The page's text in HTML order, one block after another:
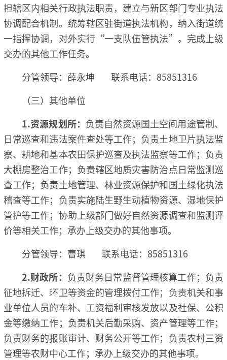
担辖区内相关行政执法职责，建立与新区部门专业执法
协调配合机制。统筹辖区驻街道执法机构，纳入街道统
一指挥协调，对外实行“一支队伍管执法”。完成上级
交办的其他工作任务。
分管领导：薛永坤 联系电话：85851316
（三）其他单位
1.资源规划所： 负责自然资源国土空间用途管制、
日常巡查和违法案件查处等工作；负责土地卫片执法监
察、耕地和基本农田保护巡查及执法监察等工作；负责
大棚房整治工作；负责辖区地质灾害防治点日常监测巡
查工作；负责土地管理、林业资源保护和国土绿化执法
稽查等工作；负责实施陆生野生动植物资源、湿地保护
管护等工作；协助上级部门做好自然资源调查和监测评
价等相关工作；承办上级交办的其他事项。
分管领导：曹琪 联系电话：85851316
2.财政所： 负责财务日常监督管理核算工作；负责
征地拆迁、环卫等资金的管理拨付工作；负责机关和事
业单位人员的车补、工资福利审核发放以及社保、公积
金等缴纳工作；负责机关后勤采购、资产管理等工作；
负责财务的报账审计、财务公开等工作；负责农村三资
管理等农财中心工作；承办上级交办的其他事项。